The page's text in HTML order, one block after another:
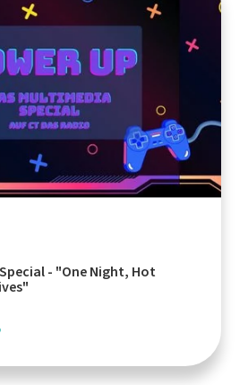
- "One Night, Hot